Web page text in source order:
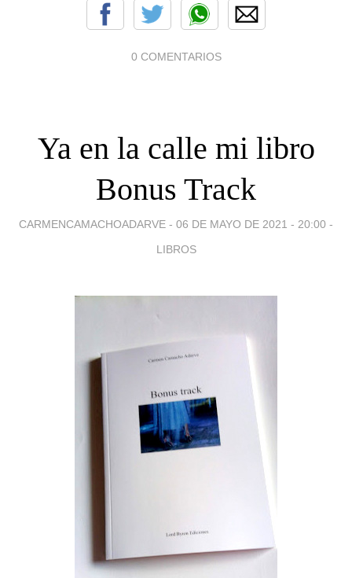
0 COMENTARIOS
Ya en la calle mi libro
Bonus Track
CARMENCAMACHOADARVE - 06 DE MAYO DE 2021 - 20:00 -
LIBROS